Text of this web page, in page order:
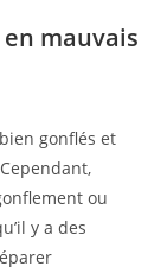
mauvais
gonflés et
ou
y a des